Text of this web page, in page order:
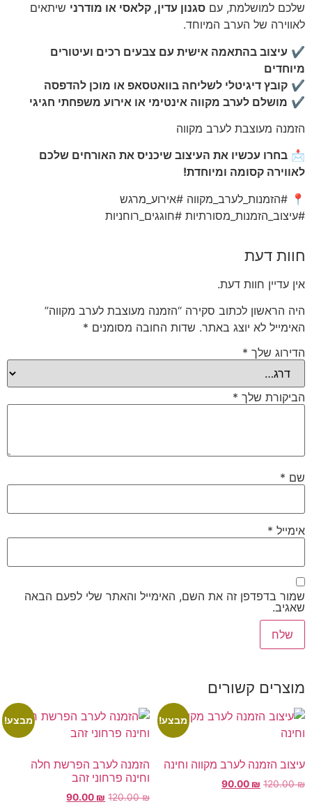
שלכם למושלמת, עם סגנון עדין, קלאסי או מודרני שיתאים
לאווירה של הערב המיוחד.
✔ עיצוב בהתאמה אישית עם צבעים רכים ועיטורים
מיוחדים
✔ קובץ דיגיטלי לשליחה בוואטסאפ או מוכן להדפסה
✔ מושלם לערב מקווה אינטימי או אירוע משפחתי חגיגי
הזמנה מעוצבת לערב מקווה
📩 בחרו עכשיו את העיצוב שיכניס את האורחים שלכם
לאווירה קסומה ומיוחדת!
📍 #הזמנות_לערב_מקווה #אירוע_מרגש
#עיצוב_הזמנות_מסורתיות #חוגגים_רוחניות
חוות דעת
אין עדיין חוות דעת.
היה הראשון לכתוב סקירה “הזמנה מעוצבת לערב מקווה”
האימייל לא יוצג באתר. שדות החובה מסומנים *
הדירוג שלך *
הביקורת שלך *
שם *
אימייל *
שמור בדפדפן זה את השם, האימייל והאתר שלי לפעם הבאה
שאגיב.
מוצרים קשורים
מבצע!
עיצוב הזמנה לערב מקווה וחינה
120.00₪
90.00 ₪
מבצע!
הזמנה לערב הפרשת חלה
וחינה פרחוני זהב
120.00₪
90.00 ₪